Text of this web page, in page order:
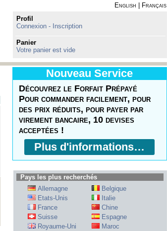
English
Français
Profil
Connexion - Inscription
Panier
Votre panier est vide
Nouveau Service
Découvrez le Forfait Prépayé
Pour commander facilement, pour
des prix réduits, pour payer par
virement bancaire, 10 devises
acceptées !
Plus d'informations…
Pays les plus recherchés
Allemagne
Belgique
Etats-Unis
Italie
France
Chine
Suisse
Espagne
Royaume-Uni
Maroc